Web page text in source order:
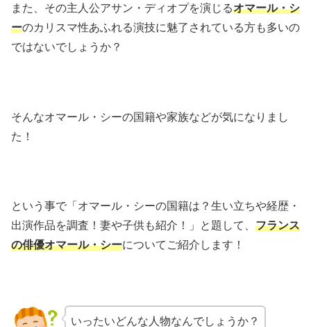
また、その主人公アサン・ディオプを演じるオマール・シ
ーのカリスマ性あふれる演技に魅了されている方も多いの
ではないでしょうか？
そんなオマール・シーの国籍や家族などが気になりまし
た！
という事で「オマール・シーの国籍は？生い立ちや経歴・
出演作品を調査！妻や子供も紹介！」と題して、 フランス
の俳優オマール・シーについてご紹介します！
いったいどんな人物なんでしょうか？